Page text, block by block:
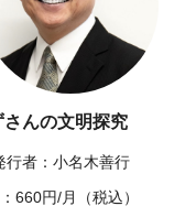
さんの文明探究
行者：小名木善行
660円/月（税込）